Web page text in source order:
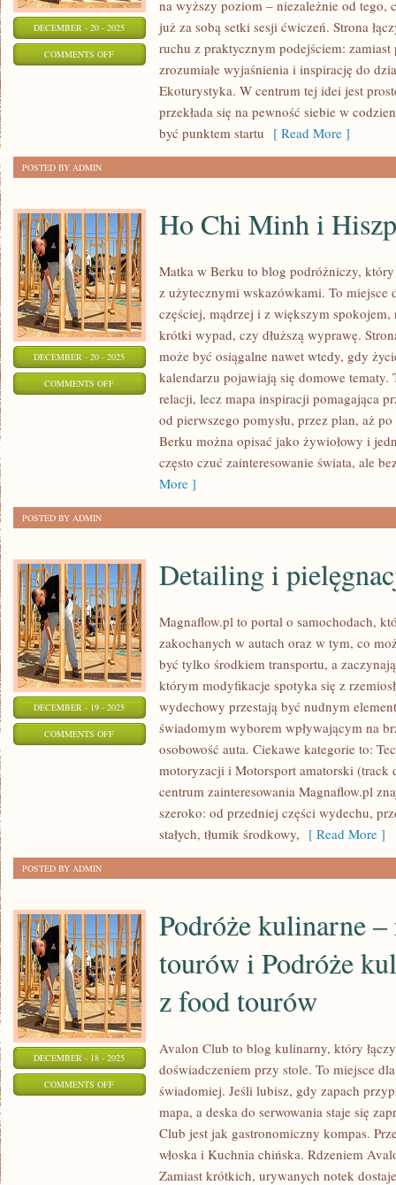
DECEMBER - 20 - 2025
COMMENTS OFFON
KĄPIELISKA
na wyższy poziom – niezależnie od tego,
już za sobą setki sesji ćwiczeń. Strona
ruchu z praktycznym podejściem: zamiast
zrozumiałe wyjaśnienia i inspirację do
Ekoturystyka. W centrum tej idei jest
przekłada się na pewność siebie w
być punktem startu [ Read More ]
POSTED BY ADMIN
DECEMBER - 20 - 2025
COMMENTS OFFON
Ho Chi Minh i
Matka w Berku to blog podróżniczy, który
z użytecznymi wskazówkami. To miejsce
częściej, mądrzej i z większym
krótki wypad, czy dłuższą wyprawę.
może być osiągalne nawet wtedy, gdy
kalendarzu pojawiają się domowe tematy.
relacji, lecz mapa inspiracji pomagająca
od pierwszego pomysłu, przez plan, aż
Berku można opisać jako żywiołowy i
często czuć zainteresowanie świata, ale
More ]
POSTED BY ADMIN
DECEMBER - 19 - 2025
COMMENTS OFFON
PIELĘGNACJA
Detailing i
Magnaflow.pl to portal o samochodach,
zakochanych w autach oraz w tym, co
być tylko środkiem transportu, a
którym modyfikacje spotyka się z
wydechowy przestają być nudnym
świadomym wyborem wpływającym na
osobowość auta. Ciekawe kategorie to:
motoryzacji i Motorsport amatorski (track
centrum zainteresowania Magnaflow.pl
szeroko: od przedniej części wydechu,
stałych, tłumik środkowy, [ Read More ]
POSTED BY ADMIN
DECEMBER - 18 - 2025
COMMENTS OFFON
KULINARNE
Podróże kulinarne
tourów i Podróże
z food tourów
Avalon Club to blog kulinarny, który
doświadczeniem przy stole. To miejsce
świadomiej. Jeśli lubisz, gdy zapach
mapa, a deska do serwowania staje się
Club jest jak gastronomiczny kompas.
włoska i Kuchnia chińska. Rdzeniem
Zamiast krótkich, urywanych notek